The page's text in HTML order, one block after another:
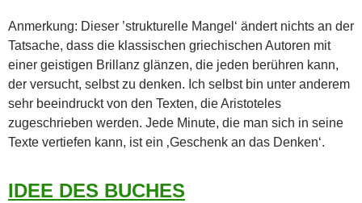
Anmerkung: Dieser ’strukturelle Mangel‘ ändert nichts an der
Tatsache, dass die klassischen griechischen Autoren mit
einer geistigen Brillanz glänzen, die jeden berühren kann,
der versucht, selbst zu denken. Ich selbst bin unter anderem
sehr beeindruckt von den Texten, die Aristoteles
zugeschrieben werden. Jede Minute, die man sich in seine
Texte vertiefen kann, ist ein ‚Geschenk an das Denken‘.
IDEE DES BUCHES